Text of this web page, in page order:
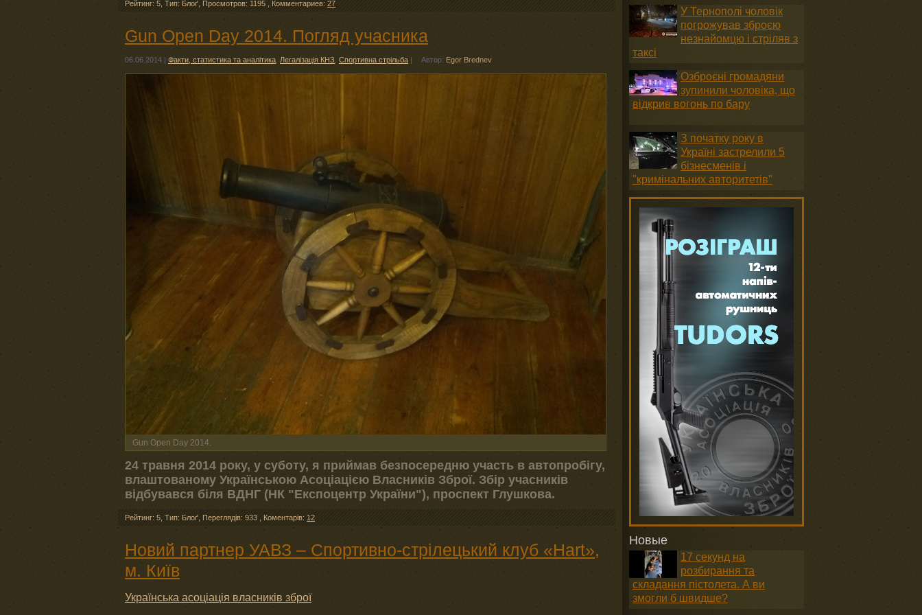
Рейтинг: 5 Тип: Блоґ Просмотров: 1195 Комментариев: 27
Gun Open Day 2014. Погляд учасника
06.06.2014 | Факти, статистика та аналітика Легалізація КНЗ Спортивна стрільба | Автор: Egor Brednev
Gun Open Day 2014.
24 травня 2014 року, у суботу, я приймав безпосередню участь в автопробігу,
влаштованому Українською Асоціацією Власників Зброї. Збір учасників
відбувався біля ВДНГ (НК "Експоцентр України"), проспект Глушкова.
Рейтинг: 5 Тип: Блоґ Переглядів: 933 Коментарів: 12
Новий партнер УАВЗ – Спортивно-стрілецький клуб «Hart»,
м. Київ
Українська асоціація власників зброї
У Тернополі чоловік
погрожував зброєю
незнайомцю і стріляв з
таксі
Озброєні громадяни
зупинили чоловіка, що
відкрив вогонь по бару
З початку року в
Україні застрелили 5
бізнесменів і
"кримінальних авторитетів"
Новые
17 секунд на
розбирання та
складання пістолета. А ви
змогли б швидше?